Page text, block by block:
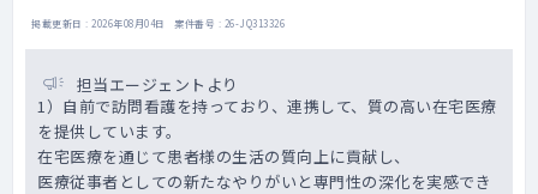
掲載更新日 : 2026年08月04日 案件番号 : 26-JQ313326
担当エージェントより
1）自前で訪問看護を持っており、連携して、質の高い在宅医療
を提供しています。
在宅医療を通じて患者様の生活の質向上に貢献し、
医療従事者としての新たなやりがいと専門性の深化を実感でき